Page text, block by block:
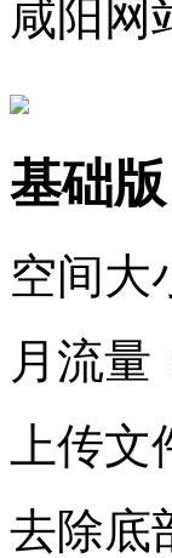
咸阳网
基础版
空间大
月流量
上传文
去除底